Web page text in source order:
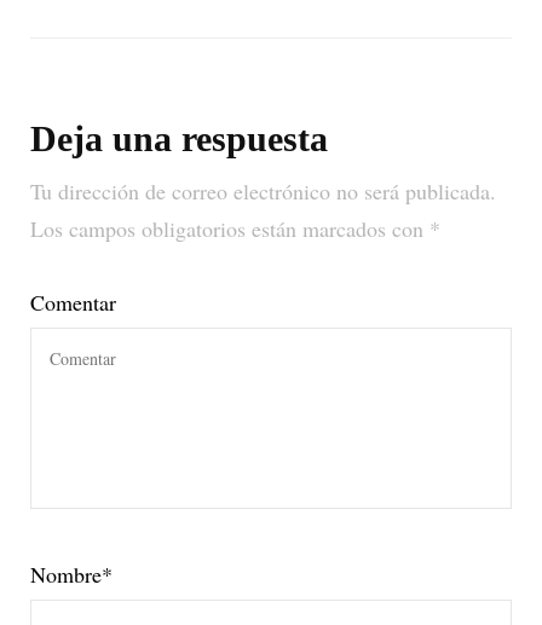
Deja una respuesta
Tu dirección de correo electrónico no será publicada.
Los campos obligatorios están marcados con *
Comentar
Nombre*